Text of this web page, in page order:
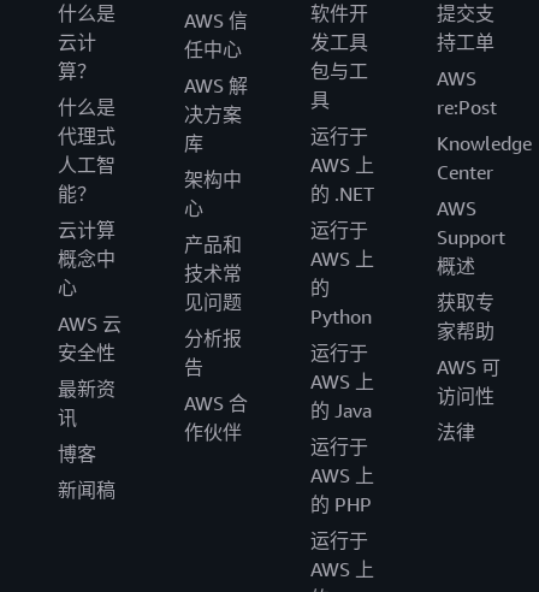
什么是
云计
算？
什么是
代理式
人工智
能？
云计算
概念中
心
AWS 云
安全性
最新资
讯
博客
新闻稿
AWS 信
任中心
AWS 解
决方案
库
架构中
心
产品和
技术常
见问题
分析报
告
AWS 合
作伙伴
软件开
发工具
包与工
具
运行于
AWS 上
的 .NET
运行于
AWS 上
的
Python
运行于
AWS 上
的 Java
运行于
AWS 上
的 PHP
运行于
AWS 上
提交支
持工单
AWS
re:Post
Knowledge
Center
AWS
Support
概述
获取专
家帮助
AWS 可
访问性
法律